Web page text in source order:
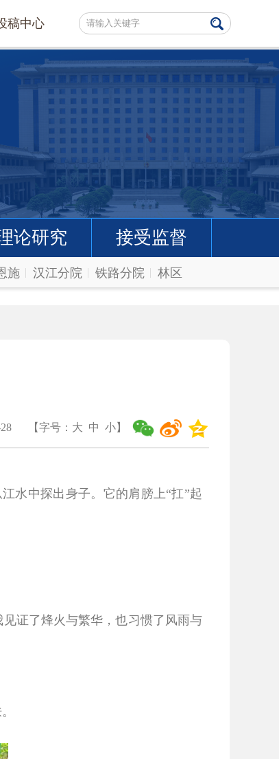
稿中心
论研究 接受监督
施 汉江分院 铁路分院 林区
【字号： 大 中 小】
28
水中探出身子。它的肩膀上“扛”起
证了烽火与繁华，也习惯了风雨与